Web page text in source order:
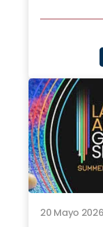
20 Mayo 2026